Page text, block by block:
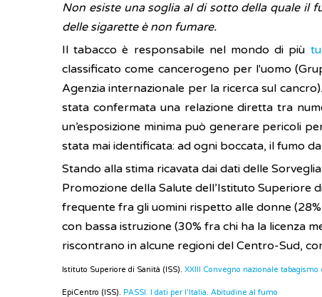
Non esiste una soglia al di sotto della quale il
delle sigarette è non fumare.
Il tabacco è responsabile nel mondo di più
classificato come cancerogeno per l'uomo
Agenzia internazionale per la ricerca sul
stata confermata una relazione diretta tra
un’esposizione minima può generare pericoli
stata mai identificata: ad ogni boccata, il fumo
Stando alla stima ricavata dai dati delle
Promozione della Salute dell’Istituto Superiore
frequente fra gli uomini rispetto alle donne
con bassa istruzione (30% fra chi ha la licenza
riscontrano in alcune regioni del Centro-Sud,
Istituto Superiore di Sanità (ISS). XXIII Convegno nazionale
EpiCentro (ISS). PASSI. I dati per l'Italia. Abitudine al fumo